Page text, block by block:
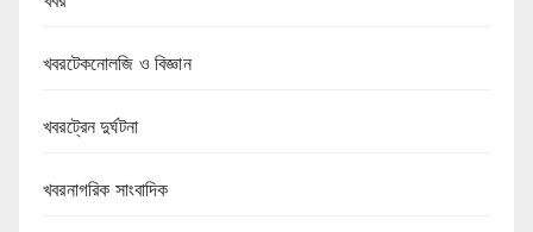
খবরটেকনোলজি ও বিজ্ঞান
খবরট্রেন দুর্ঘটনা
খবরনাগরিক সাংবাদিক